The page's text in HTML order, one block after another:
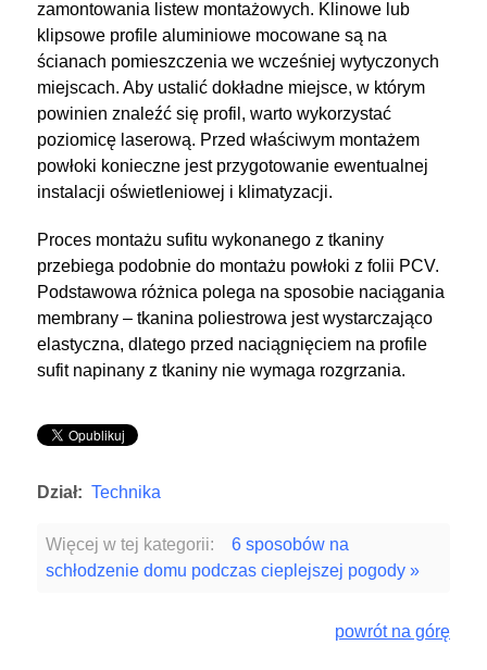
zamontowania listew montażowych. Klinowe lub
klipsowe profile aluminiowe mocowane są na
ścianach pomieszczenia we wcześniej wytyczonych
miejscach. Aby ustalić dokładne miejsce, w którym
powinien znaleźć się profil, warto wykorzystać
poziomicę laserową. Przed właściwym montażem
powłoki konieczne jest przygotowanie ewentualnej
instalacji oświetleniowej i klimatyzacji.
Proces montażu sufitu wykonanego z tkaniny
przebiega podobnie do montażu powłoki z folii PCV.
Podstawowa różnica polega na sposobie naciągania
membrany – tkanina poliestrowa jest wystarczająco
elastyczna, dlatego przed naciągnięciem na profile
sufit napinany z tkaniny nie wymaga rozgrzania.
Dział: Technika
Więcej w tej kategorii:
6 sposobów na
schłodzenie domu podczas cieplejszej pogody »
powrót na górę